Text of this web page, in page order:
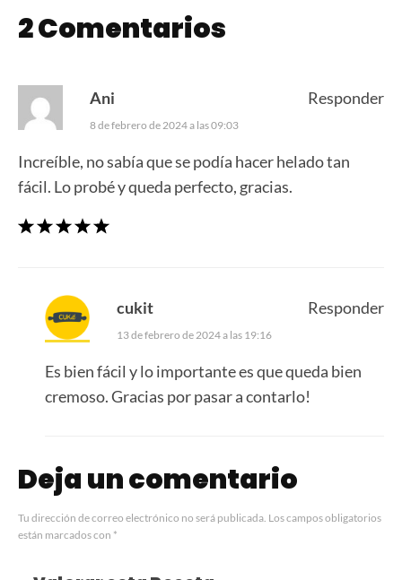
2 Comentarios
Ani
8 de febrero de 2024 a las 09:03
Increíble, no sabía que se podía hacer helado tan
fácil. Lo probé y queda perfecto, gracias.
Responder
cukit
13 de febrero de 2024 a las 19:16
Es bien fácil y lo importante es que queda bien
cremoso. Gracias por pasar a contarlo!
Responder
Deja un comentario
Tu dirección de correo electrónico no será publicada. Los campos obligatorios
están marcados con *